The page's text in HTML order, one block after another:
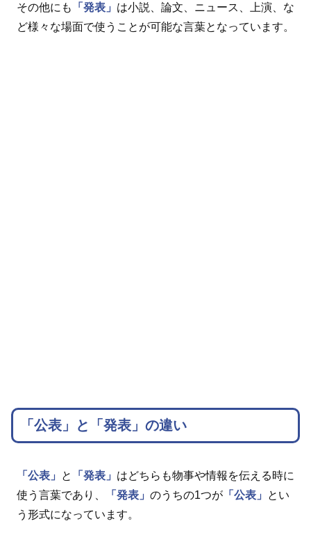
その他にも 「発表」 は小説、論文、ニュース、上演、な
ど様々な場面で使うことが可能な言葉となっています。
「公表」と「発表」の違い
「公表」 と 「発表」 はどちらも物事や情報を伝える時に
使う言葉であり、
「発表」 のうちの1つが 「公表」
とい
う形式になっています。